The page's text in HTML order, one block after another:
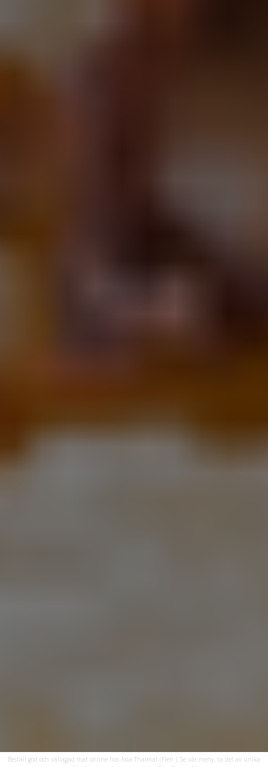
Beställ god och vällagad mat online hos Asia Thaimat (Flen ). Se vår meny, ta del av unika